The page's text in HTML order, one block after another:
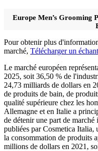
Europe Men’s Grooming
Pour obtenir plus
marché, Télécharger un
Le marché européen
2025, soit 36,50 % de
24,73 milliards de dollars en
de produits de bain, de
qualité supérieure chez les
Allemagne et en Italie a
de détenir une part de
publiées par Cosmetica Italia,
la consommation de produits
millions de dollars en 2021,